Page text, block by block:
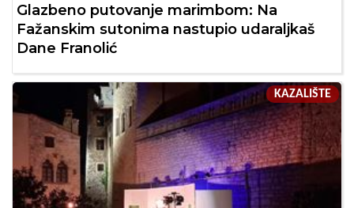
Glazbeno putovanje marimbom: Na
Fažanskim sutonima nastupio udaraljkaš
Dane Franolić
KAZALIŠTE